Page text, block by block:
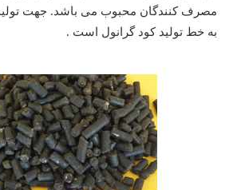
مصرف کنندگان محبوب می باشد. جهت تولید
به خط تولید کود گرانول است .